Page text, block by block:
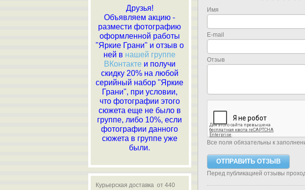
Имя
E-mail
Отзыв
Все поля обязательны к
Перед публикацией отзывы
Друзья!
Объявляем акцию -
размести фотографию
оформленной работы
"Яркие Грани" и отзыв о
ней в нашей группе
ВКонтактеи получи
скидку 20% на любой
серийный набор "Яркие
Грани", при условии,
что фотографии этого
сюжета еще не было в
группе, либо 10%, если
фотографии данного
сюжета в группе уже
были.
Курьерская доставка от 440